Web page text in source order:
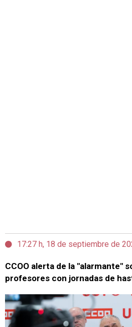
17:27 h, 18 de septiembre de
CCOO alerta de la "alarmante"
profesores con jornadas de